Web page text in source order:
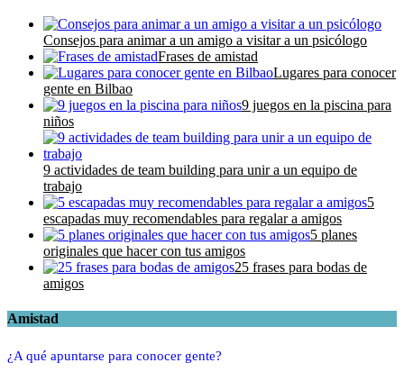
Consejos para animar a un amigo a visitar a un psicólogo
Frases de amistad
Lugares para conocer
gente en Bilbao
9 juegos en la piscina para
niños
9 actividades de team building para unir a un equipo de
trabajo
5
escapadas muy recomendables para regalar a amigos
5 planes
originales que hacer con tus amigos
25 frases para bodas de
amigos
Amistad
¿A qué apuntarse para conocer gente?